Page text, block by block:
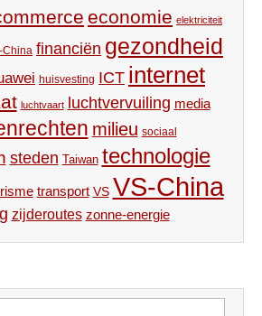
economie elektriciteit
China financiën gezondheid
huisvesting ICT internet
luchtvaart luchtvervuiling media
milieu sociaal
steden Taiwan technologie
transport VS VS-China
zijderoutes zonne-energie